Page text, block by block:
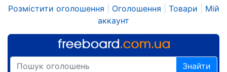
Розмістити оголошення Оголошення Товари
Мій
аккаунт
Знайти